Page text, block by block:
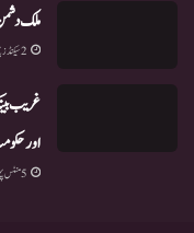
ملک
2 سیکنڈز پہلے
اور
5 منٹس پہلے